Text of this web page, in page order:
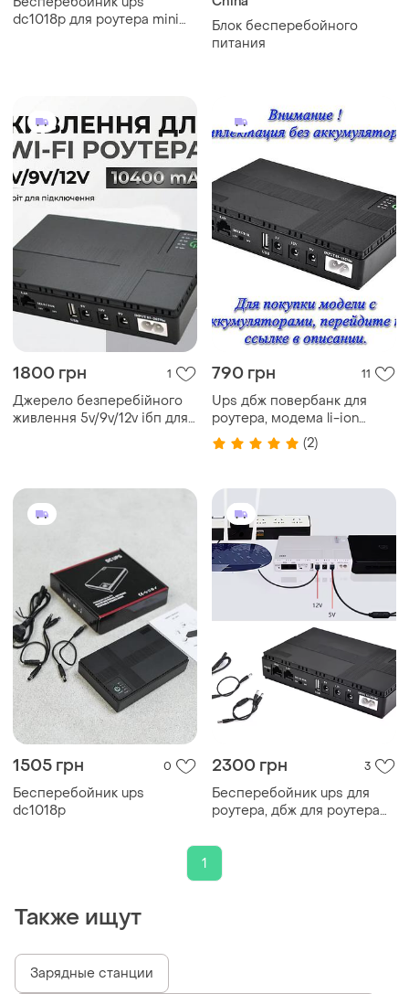
dc1018p для роутера mini
Блок бесперебойного
питания
1800 грн 1
Джерело безперебійного
живлення 5v/9v/12v ібп для
дбж для роутера
790 грн 11
Ups дбж повербанк для
роутера, модема li-ion
10400 mah 18w 5/9/12в usb
poe
(2)
1505 грн 0
Бесперебойник ups
dc1018p
2300 грн 3
Бесперебойник ups для
роутера, дбж для роутера
1
Также ищут
Зарядные станции